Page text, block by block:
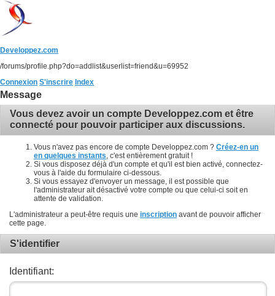
Developpez.com
/forums/profile.php?do=addlist&userlist=friend&u=69952
Connexion S'inscrire Index
Message
Vous devez avoir un compte Developpez.com et être
connecté pour pouvoir participer aux discussions.
Vous n'avez pas encore de compte Developpez.com ? Créez-en un
en quelques instants , c'est entièrement gratuit !
Si vous disposez déjà d'un compte et qu'il est bien activé, connectez-
vous à l'aide du formulaire ci-dessous.
Si vous essayez d'envoyer un message, il est possible que
l'administrateur ait désactivé votre compte ou que celui-ci soit en
attente de validation.
L'administrateur a peut-être requis une inscription avant de pouvoir afficher
cette page.
S'identifier
Identifiant: